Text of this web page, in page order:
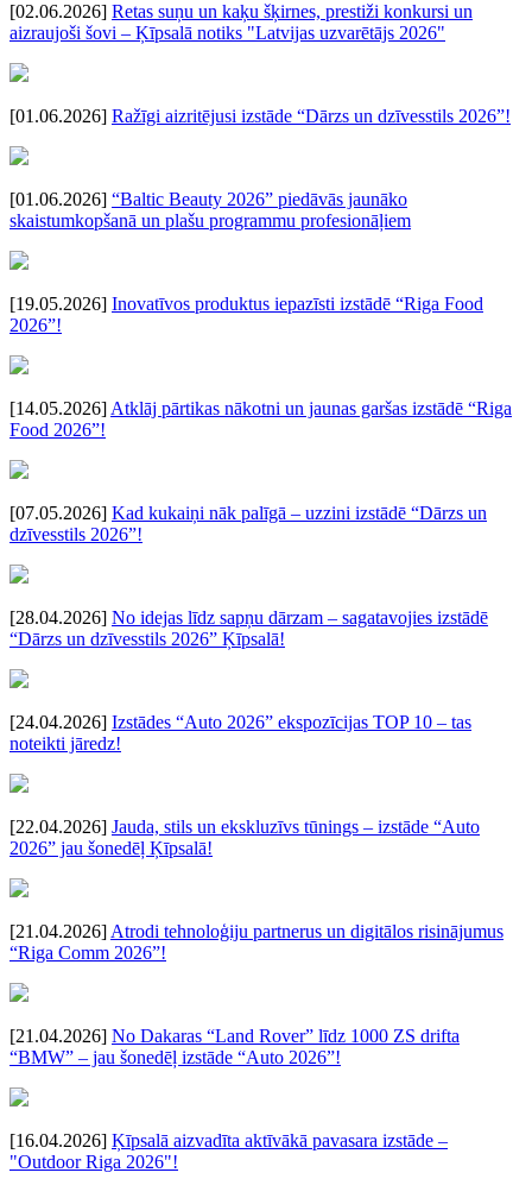
[02.06.2026] Retas suņu un kaķu šķirnes, prestiži konkursi un
aizraujoši šovi – Ķīpsalā notiks "Latvijas uzvarētājs 2026"
[01.06.2026] Ražīgi aizritējusi izstāde “Dārzs un dzīvesstils 2026”!
[01.06.2026] “Baltic Beauty 2026” piedāvās jaunāko
skaistumkopšanā un plašu programmu profesionāļiem
[19.05.2026] Inovatīvos produktus iepazīsti izstādē “Riga Food
2026”!
[14.05.2026] Atklāj pārtikas nākotni un jaunas garšas izstādē “Riga
Food 2026”!
[07.05.2026] Kad kukaiņi nāk palīgā – uzzini izstādē “Dārzs un
dzīvesstils 2026”!
[28.04.2026] No idejas līdz sapņu dārzam – sagatavojies izstādē
“Dārzs un dzīvesstils 2026” Ķīpsalā!
[24.04.2026] Izstādes “Auto 2026” ekspozīcijas TOP 10 – tas
noteikti jāredz!
[22.04.2026] Jauda, stils un ekskluzīvs tūnings – izstāde “Auto
2026” jau šonedēļ Ķīpsalā!
[21.04.2026] Atrodi tehnoloģiju partnerus un digitālos risinājumus
“Riga Comm 2026”!
[21.04.2026] No Dakaras “Land Rover” līdz 1000 ZS drifta
“BMW” – jau šonedēļ izstāde “Auto 2026”!
[16.04.2026] Ķīpsalā aizvadīta aktīvākā pavasara izstāde –
"Outdoor Riga 2026"!